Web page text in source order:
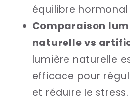
équilibre
Comparaison
naturelle vs
lumière naturelle
efficace pour
et réduire le stress.